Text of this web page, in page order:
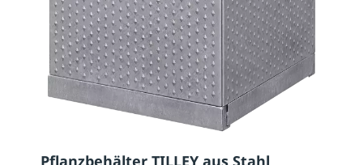
Pflanzbehälter TILLEY aus Stahl